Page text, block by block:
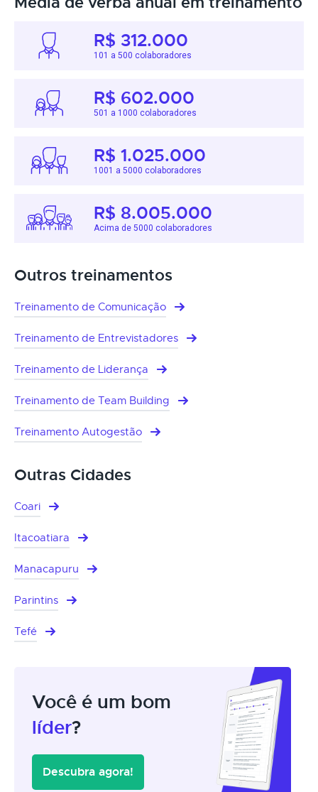
R$ 312.000
101 a 500 colaboradores
R$ 602.000
501 a 1000 colaboradores
R$ 1.025.000
1001 a 5000 colaboradores
R$ 8.005.000
Acima de 5000 colaboradores
Outros treinamentos
Treinamento de Comunicação
Treinamento de Entrevistadores
Treinamento de Liderança
Treinamento de Team Building
Treinamento Autogestão
Outras Cidades
Coari
Itacoatiara
Manacapuru
Parintins
Tefé
Você é um bom
líder?
Descubra agora!